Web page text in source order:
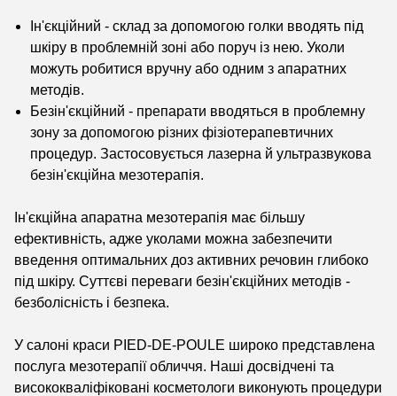
Ін'єкційний - склад за допомогою голки вводять під
шкіру в проблемній зоні або поруч із нею. Уколи
можуть робитися вручну або одним з апаратних
методів.
Безін'єкційний - препарати вводяться в проблемну
зону за допомогою різних фізіотерапевтичних
процедур. Застосовується лазерна й ультразвукова
безін'єкційна мезотерапія.
Ін'єкційна апаратна мезотерапія має більшу
ефективність, адже уколами можна забезпечити
введення оптимальних доз активних речовин глибоко
під шкіру. Суттєві переваги безін'єкційних методів -
безболісність і безпека.
У салоні краси PIED-DE-POULE широко представлена
послуга мезотерапії обличчя. Наші досвідчені та
висококваліфіковані косметологи виконують процедури